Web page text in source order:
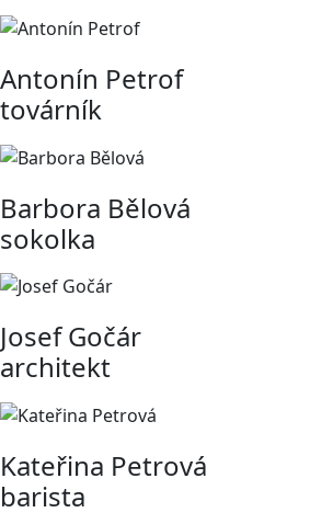
Antonín Petrof
továrník
Barbora Bělová
sokolka
Josef Gočár
architekt
Kateřina Petrová
barista